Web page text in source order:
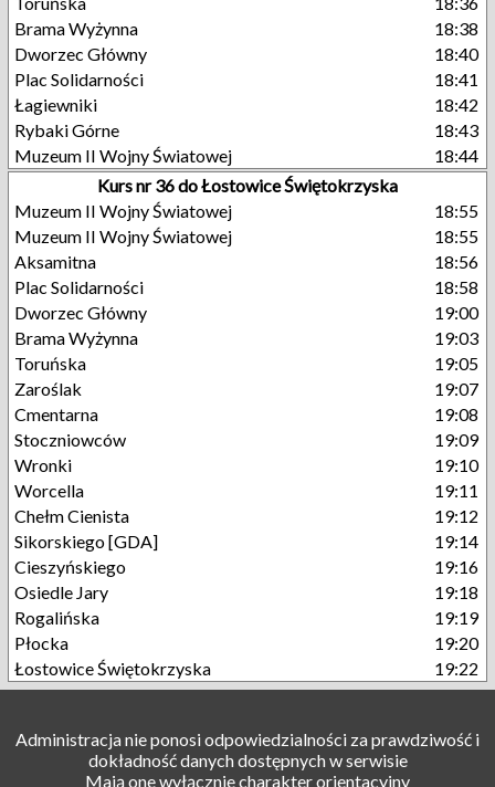
Brama Wyżynna
18:38
Dworzec Główny
18:40
Plac Solidarności
18:41
Łagiewniki
18:42
Rybaki Górne
18:43
Muzeum II Wojny Światowej
18:44
Kurs nr 36 do Łostowice Świętokrzyska
Muzeum II Wojny Światowej
18:55
Muzeum II Wojny Światowej
18:55
Aksamitna
18:56
Plac Solidarności
18:58
Dworzec Główny
19:00
Brama Wyżynna
19:03
Toruńska
19:05
Zaroślak
19:07
Cmentarna
19:08
Stoczniowców
19:09
Wronki
19:10
Worcella
19:11
Chełm Cienista
19:12
Sikorskiego [GDA]
19:14
Cieszyńskiego
19:16
Osiedle Jary
19:18
Rogalińska
19:19
Płocka
19:20
Łostowice Świętokrzyska
19:22
Administracja nie ponosi odpowiedzialności za prawdziwość i
dokładność danych dostępnych w serwisie
Mają one wyłącznie charakter orientacyjny